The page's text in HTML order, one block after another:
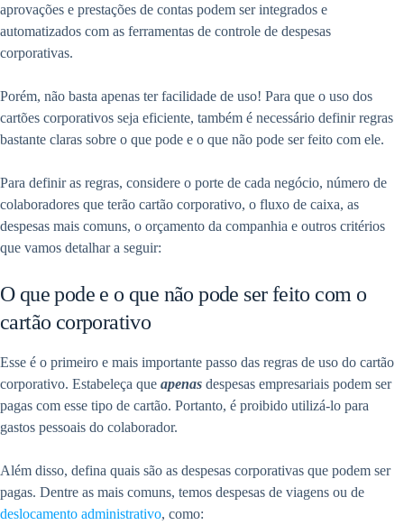
aprovações e prestações de contas podem ser integrados e
automatizados com as ferramentas de controle de despesas
corporativas.
Porém, não basta apenas ter facilidade de uso! Para que o uso dos
cartões corporativos seja eficiente, também é necessário definir regras
bastante claras sobre o que pode e o que não pode ser feito com ele.
Para definir as regras, considere o porte de cada negócio, número de
colaboradores que terão cartão corporativo, o fluxo de caixa, as
despesas mais comuns, o orçamento da companhia e outros critérios
que vamos detalhar a seguir:
O que pode e o que não pode ser feito com o
cartão corporativo
Esse é o primeiro e mais importante passo das regras de uso do cartão
corporativo. Estabeleça que apenas despesas empresariais podem ser
pagas com esse tipo de cartão. Portanto, é proibido utilizá-lo para
gastos pessoais do colaborador.
Além disso, defina quais são as despesas corporativas que podem ser
pagas. Dentre as mais comuns, temos despesas de viagens ou de
deslocamento administrativo, como: